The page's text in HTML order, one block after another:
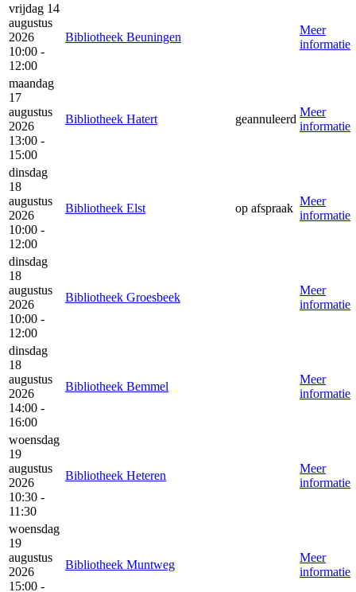
vrijdag 14
augustus
2026
10:00 -
12:00
Bibliotheek Beuningen
Meer
informatie
maandag
17
augustus
2026
13:00 -
15:00
Bibliotheek Hatert geannuleerd
Meer
informatie
dinsdag
18
augustus
2026
10:00 -
12:00
Bibliotheek Elst op afspraak
Meer
informatie
dinsdag
18
augustus
2026
10:00 -
12:00
Bibliotheek Groesbeek
Meer
informatie
dinsdag
18
augustus
2026
14:00 -
16:00
Bibliotheek Bemmel
Meer
informatie
woensdag
19
augustus
2026
10:30 -
11:30
Bibliotheek Heteren
Meer
informatie
woensdag
19
augustus
2026
15:00 -
Bibliotheek Muntweg
Meer
informatie